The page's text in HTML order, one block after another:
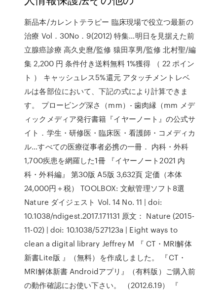
新品本/カレントテラピー 臨床現場で役立つ最新の
治療 Vol．30No．9(2012) 特集…明日を見据えた前
立腺癌診療 高久史麿/監修 猿田享男/監修 北村聖/編
集 2,200 円 条件付き送料無料 1%獲得 （ 22 ポイン
ト ） キャッシュレス5%還元 アタッチメントレベ
ルは各部位において、下記の式により計算できま
す。 プロービング深さ（mm）- 歯肉縁（mm メデ
ィックメディア発行書籍『イヤーノート』の公式サ
イト．学生・研修医・臨床医・看護師・コメディカ
ル…すべての医療従事者必携の一冊． 内科・外科
1,700疾患を網羅した1冊 『イヤーノート2021 内
科・外科編』 第30版 A5版 3,632頁 定価（本体
24,000円＋税） TOOLBOX: 文献管理ソフト8選
Nature ダイジェスト Vol. 14 No. 11 | doi:
10.1038/ndigest.2017.171131 原文： Nature (2015-
11-02) | doi: 10.1038/527123a | Eight ways to
clean a digital library Jeffrey M 『 CT・MRI解体
新書Lite版 』（無料）を作成しました。 『CT・
MRI解体新書 Androidアプリ』（有料版）ご購入前
の動作確認にお使い下さい。 （2012.6.19） 『